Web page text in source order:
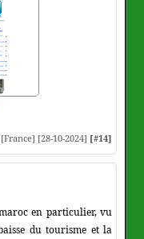
[28-10-2024] [#14]
en particulier, vu
du tourisme et la